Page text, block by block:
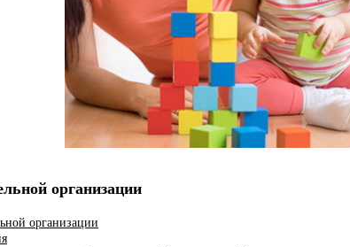
организации
организации